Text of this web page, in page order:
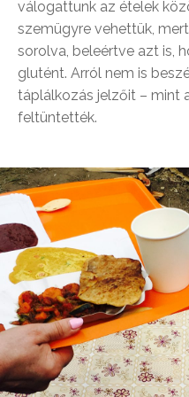
válogattunk az ételek
szemügyre vehettük,
sorolva, beleértve azt is,
glutént. Arról nem is
táplálkozás jelzőit – mint
feltüntették.